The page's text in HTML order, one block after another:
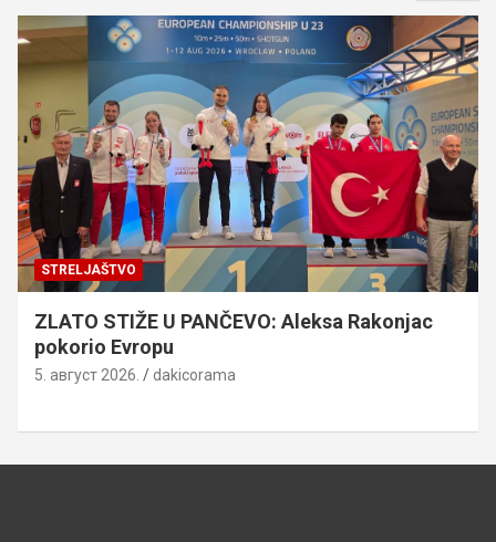
STRELJAŠTVO
ZLATO STIŽE U PANČEVO: Aleksa Rakonjac
pokorio Evropu
5. август 2026. dakicorama